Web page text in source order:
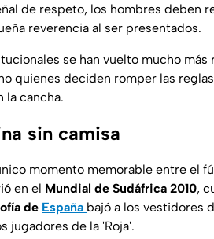
de respeto, los hombres deben
reverencia al ser presentados.
se han vuelto mucho más
quienes deciden romper las
la cancha.
sin camisa
momento memorable entre el
en el Mundial de Sudáfrica 2010,
de España bajó a los vestidores
jugadores de la 'Roja'.